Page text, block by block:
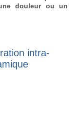
douleur ou un
intra-